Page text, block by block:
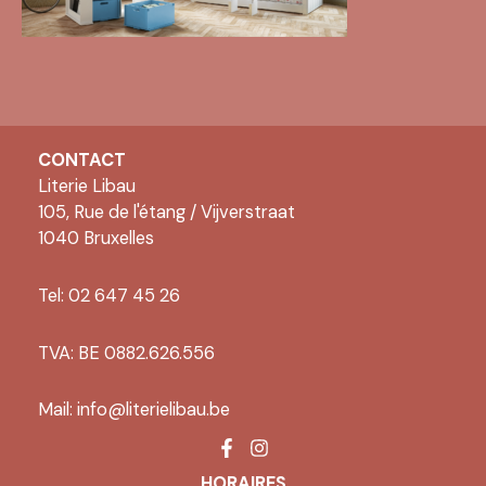
CONTACT
Literie Libau
105, Rue de l'étang / Vijverstraat
1040 Bruxelles
Tel: 02 647 45 26
TVA: BE 0882.626.556
Mail: info@literielibau.be